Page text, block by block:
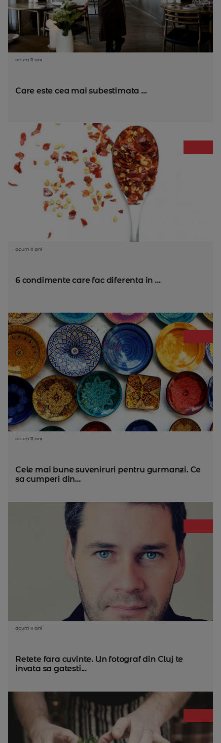
acum 11 ani
Care este cea mai subestimata ...
acum 11 ani
6 condimente care fac diferenta in ...
acum 11 ani
Cele mai bune suveniruri pentru gurmanzi. Ce
sa cumperi din...
acum 11 ani
Retete fara cuvinte. Un fotograf din Cluj te
invata sa gatesti...